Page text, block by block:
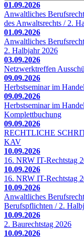
01.09.2026
Anwaltliches
des Anwaltsrechts / 2.
01.09.2026
Anwaltliches
2. Halbjahr 2026
03.09.2026
Netzwerktreffen
09.09.2026
Herbstseminar im
09.09.2026
Herbstseminar im
Komplettbuchung
09.09.2026
RECHTLICHE
KAV
10.09.2026
16. NRW IT-Rechtstag
10.09.2026
16. NRW IT-Rechtstag
10.09.2026
Anwaltliches
Berufspflichten / 2.
10.09.2026
2. Baurechtstag 2026
10.09.2026